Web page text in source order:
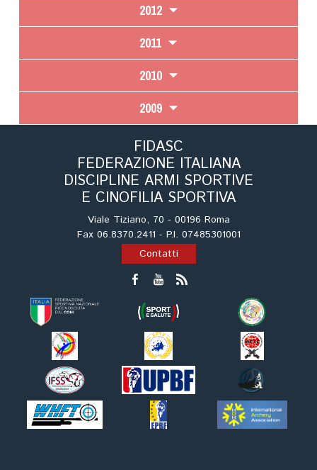
2012
2011
2010
2009
FIDASC
FEDERAZIONE ITALIANA
DISCIPLINE ARMI SPORTIVE
E CINOFILIA SPORTIVA
Viale Tiziano, 70 - 00196 Roma
Fax 06.8370.2411 - P.I. 07485301001
Contatti